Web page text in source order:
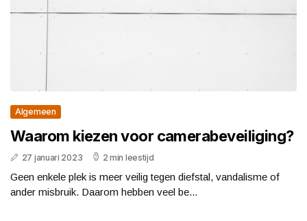
Algemeen
Waarom kiezen voor camerabeveiliging?
27 januari 2023 2 min leestijd
Geen enkele plek is meer veilig tegen diefstal, vandalisme of
ander misbruik. Daarom hebben veel be...